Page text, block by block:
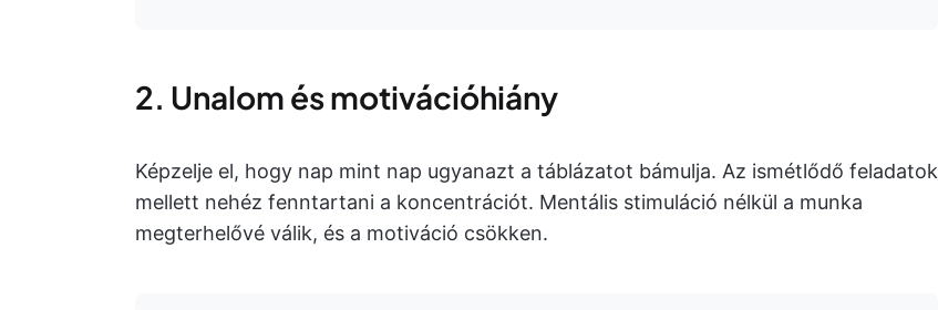
2. Unalom és motivációhiány
Képzelje el, hogy nap mint nap ugyanazt a táblázatot bámulja. Az ismétlődő feladatok
mellett nehéz fenntartani a koncentrációt. Mentális stimuláció nélkül a munka
megterhelővé válik, és a motiváció csökken.